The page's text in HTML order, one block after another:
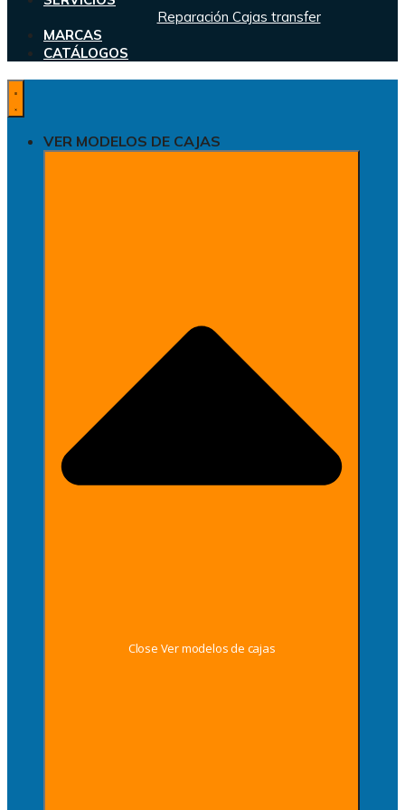
Reparación Cajas transfer
MARCAS
CATÁLOGOS
VER MODELOS DE CAJAS
Close Ver modelos de cajas